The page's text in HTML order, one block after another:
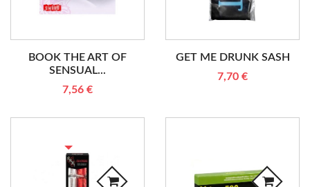
BOOK THE ART OF
SENSUAL...
7,56 €
GET ME DRUNK SASH
7,70 €